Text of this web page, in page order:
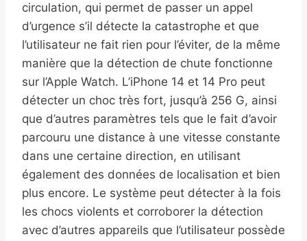
circulation, qui permet de passer un appel
d’urgence s’il détecte la catastrophe et que
l’utilisateur ne fait rien pour l’éviter, de la même
manière que la détection de chute fonctionne
sur l’Apple Watch. L’iPhone 14 et 14 Pro peut
détecter un choc très fort, jusqu’à 256 G, ainsi
que d’autres paramètres tels que le fait d’avoir
parcouru une distance à une vitesse constante
dans une certaine direction, en utilisant
également des données de localisation et bien
plus encore. Le système peut détecter à la fois
les chocs violents et corroborer la détection
avec d’autres appareils que l’utilisateur possède